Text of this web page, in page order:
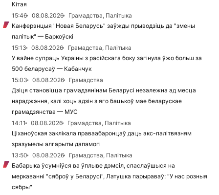
Кітая
15:46
08.08.2026
Грамадства, Палітыка
Канферэнцыя "Новая Беларусь" заўжды прыводзіць да "змены
палітык" — Баркоўскі
15:13
08.08.2026
Грамадства, Палітыка
У вайне супраць Украіны з расійскага боку загінула ўжо больш за
500 беларусаў — Кабанчук
15:03
08.08.2026
Грамадства
Дзіця становіцца грамадзянінам Беларусі незалежна ад месца
нараджэння, калі хоць адзін з яго бацькоў мае беларускае
грамадзянства — МУС
14:11
08.08.2026
Грамадства, Палітыка
Ціханоўская заклікала праваабаронцаў даць экс-палітвязням
зразумелы алгарытм дапамогі
13:50
08.08.2026
Грамадства, Палітыка
Бабарыка ўсумніўся ва ўплыве дэмсіл, спаслаўшыся на
меркаванні "сяброў у Беларусі", Латушка парыраваў: "У нас розныя
сябры"